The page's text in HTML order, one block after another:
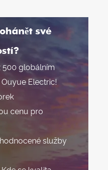
své
500 globálním
Electric!
cenu pro
služby